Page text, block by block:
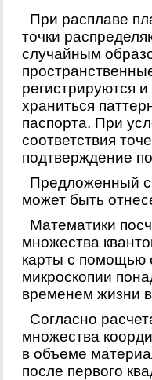
При расплаве
точки
случайным
регистрируются
храниться
паспорта. При
соответствия
подтверждение
Предложенный
может быть
Математики
множества
карты с помощью
микроскопии
временем жизни
Согласно
множества
в объеме
после первого